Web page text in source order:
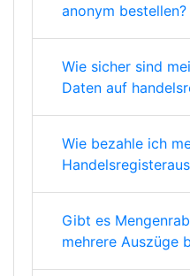
anonym bestellen?
Wie sicher sind
Daten auf
Wie bezahle ich
Gibt es
mehrere Auszüge